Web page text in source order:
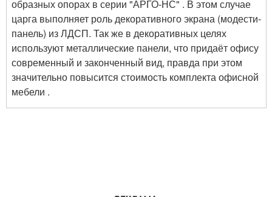
образных опорах в серии "АРГО-НС" . В этом случае
царга выполняет роль декоративного экрана (модести-
панель) из ЛДСП. Так же в декоративных целях
используют металлические панели, что придаёт офису
современный и законченный вид, правда при этом
значительно повысится стоимость комплекта офисной
мебели .